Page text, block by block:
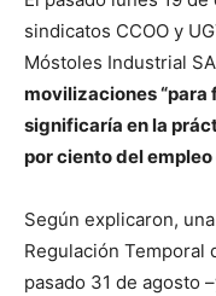
sindicatos CCOO y
Móstoles Industrial
movilizaciones “para
significaría en la
por ciento del
Según explicaron,
Regulación Temporal
pasado 31 de agosto